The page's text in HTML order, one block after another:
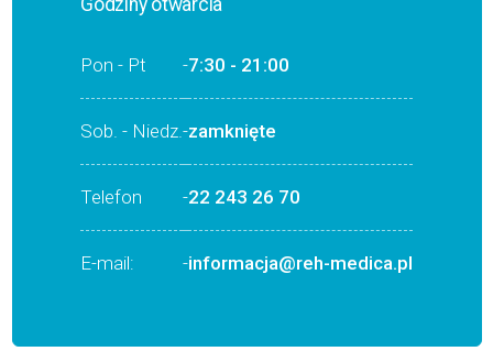
Godziny otwarcia
Pon - Pt -7:30 - 21:00
Sob. - Niedz.-zamknięte
Telefon -22 243 26 70
E-mail: -informacja@reh-medica.pl